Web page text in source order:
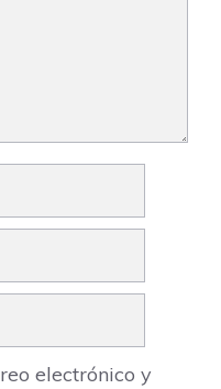
electrónico y